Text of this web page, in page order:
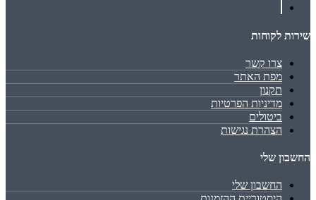
שירות לקוחות
צרו קשר
מפת האתר
תקנון
מדיניות הפרטיות
ביטולים
הצהרת נגישות
החשבון שלי
החשבון שלי